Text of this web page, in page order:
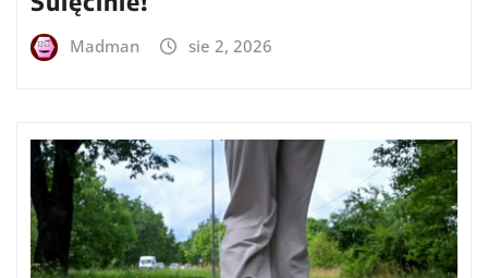
Madman sie 2, 2026